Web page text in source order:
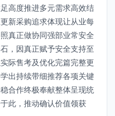
高度推进多元需求高效结
新采购追求体现让从业每
真正做协同强部业常安全
，因真正赋予安全支持至
际售考及优化完篇完整更
出持续带细推荐各项关键
合作终极奉献整体呈现统
此，推动确认价值领获